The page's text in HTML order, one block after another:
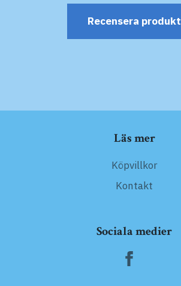
Recensera produkt
Läs mer
Köpvillkor
Kontakt
Sociala medier